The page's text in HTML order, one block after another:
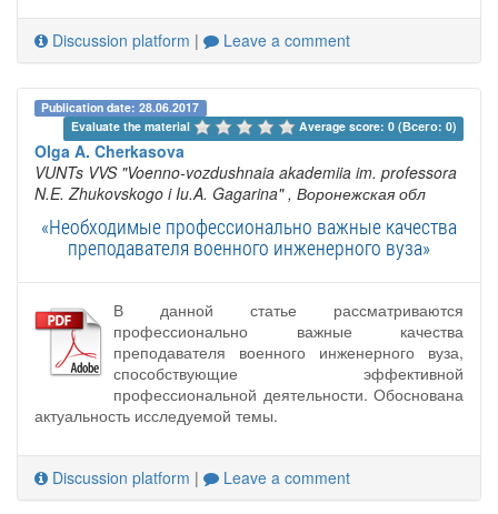
Discussion platform | Leave a comment
Publication date: 28.06.2017
Evaluate the material
Average score: 0 (Всего: 0)
Olga A. Cherkasova
VUNTs VVS "Voenno-vozdushnaia akademiia im. professora
N.E. Zhukovskogo i Iu.A. Gagarina" , Воронежская обл
«Необходимые профессионально важные качества
преподавателя военного инженерного вуза»
В данной статье рассматриваются
профессионально важные качества
преподавателя военного инженерного вуза,
способствующие эффективной
профессиональной деятельности. Обоснована
актуальность исследуемой темы.
Discussion platform | Leave a comment